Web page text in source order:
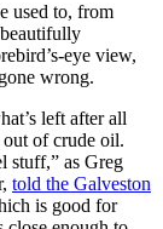
used to, from
eye view,
wrong.
left after all
out of crude oil.
stuff,” as Greg
told the Galveston
is good for